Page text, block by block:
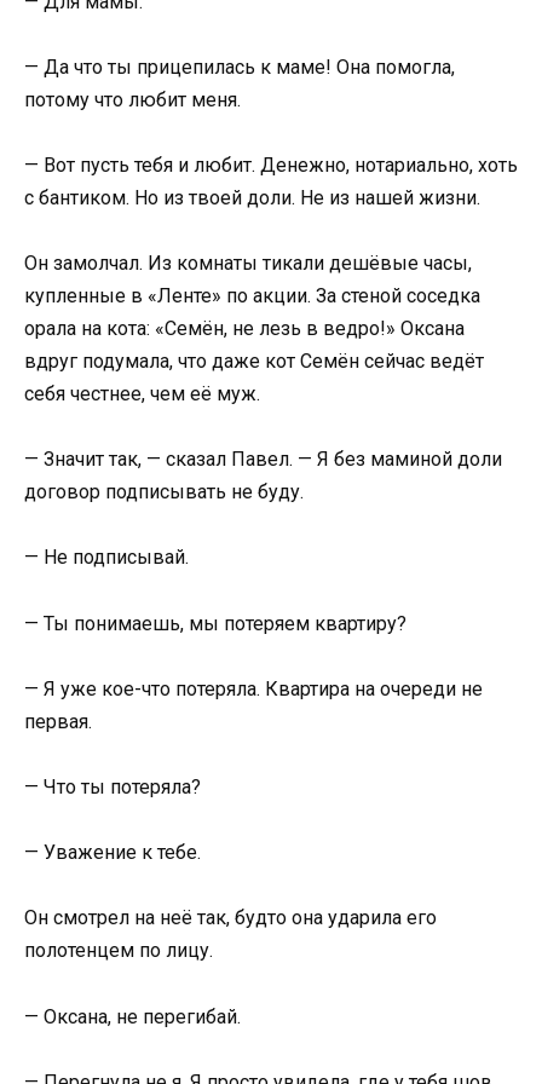
— Да что ты прицепилась к маме! Она помогла,
потому что любит меня.
— Вот пусть тебя и любит. Денежно, нотариально, хоть
с бантиком. Но из твоей доли. Не из нашей жизни.
Он замолчал. Из комнаты тикали дешёвые часы,
купленные в «Ленте» по акции. За стеной соседка
орала на кота: «Семён, не лезь в ведро!» Оксана
вдруг подумала, что даже кот Семён сейчас ведёт
себя честнее, чем её муж.
— Значит так, — сказал Павел. — Я без маминой доли
договор подписывать не буду.
— Не подписывай.
— Ты понимаешь, мы потеряем квартиру?
— Я уже кое-что потеряла. Квартира на очереди не
первая.
— Что ты потеряла?
— Уважение к тебе.
Он смотрел на неё так, будто она ударила его
полотенцем по лицу.
— Оксана, не перегибай.